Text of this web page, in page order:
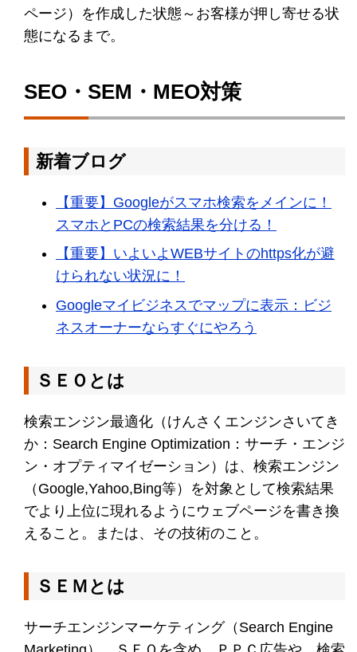
ページ）を作成した状態～お客様が押し寄せる状
態になるまで。
SEO・SEM・MEO対策
新着ブログ
【重要】Googleがスマホ検索をメインに！
スマホとPCの検索結果を分ける！
【重要】いよいよWEBサイトのhttps化が避
けられない状況に！
Googleマイビジネスでマップに表示：ビジ
ネスオーナーならすぐにやろう
ＳＥＯとは
検索エンジン最適化（けんさくエンジンさいてき
か：Search Engine Optimization：サーチ・エンジ
ン・オプティマイゼーション）は、検索エンジン
（Google,Yahoo,Bing等）を対象として検索結果
でより上位に現れるようにウェブページを書き換
えること。または、その技術のこと。
ＳＥＭとは
サーチエンジンマーケティング（Search Engine